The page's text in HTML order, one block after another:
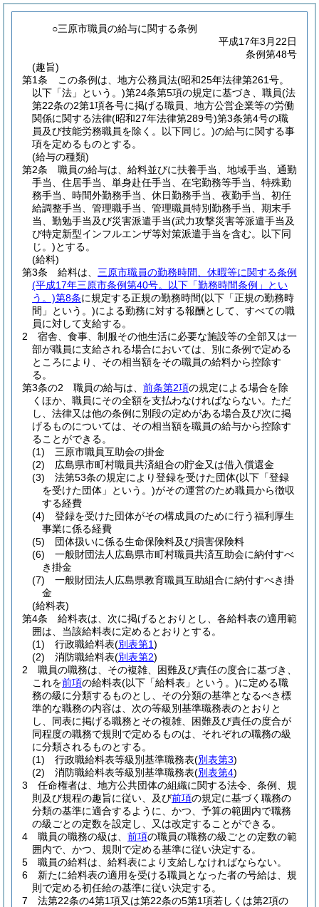
○三原市職員の給与に関する条例
平成17年3月22日
条例第48号
(趣旨)
第1条
この条例は、地方公務員法(昭和25年法律第261号。
以下「法」という。)第24条第5項の規定に基づき、職員(法
第22条の2第1項各号に掲げる職員、地方公営企業等の労働
関係に関する法律(昭和27年法律第289号)第3条第4号の職
員及び技能労務職員を除く。以下同じ。)の給与に関する事
項を定めるものとする。
(給与の種類)
第2条
職員の給与は、給料並びに扶養手当、地域手当、通勤
手当、住居手当、単身赴任手当、在宅勤務等手当、特殊勤
務手当、時間外勤務手当、休日勤務手当、夜勤手当、初任
給調整手当、管理職手当、管理職員特別勤務手当、期末手
当、勤勉手当及び災害派遣手当(武力攻撃災害等派遣手当及
び特定新型インフルエンザ等対策派遣手当を含む。以下同
じ。)とする。
(給料)
第3条
給料は、 三原市職員の勤務時間、休暇等に関する条例
(平成17年三原市条例第40号。以下「勤務時間条例」とい
う。)第8条に規定する正規の勤務時間(以下「正規の勤務時
間」という。)による勤務に対する報酬として、すべての職
員に対して支給する。
2
宿舎、食事、制服その他生活に必要な施設等の全部又は一
部が職員に支給される場合においては、別に条例で定める
ところにより、その相当額をその職員の給料から控除す
る。
第3条の2
職員の給与は、 前条第2項の規定による場合を除
くほか、職員にその全額を支払わなければならない。 ただ
し、法律又は他の条例に別段の定めがある場合及び次に掲
げるものについては、その相当額を職員の給与から控除す
ることができる。
(1)
三原市職員互助会の掛金
(2)
広島県市町村職員共済組合の貯金又は借入償還金
(3)
法第53条の規定により登録を受けた団体(以下「登録
を受けた団体」という。)がその運営のため職員から徴収
する経費
(4)
登録を受けた団体がその構成員のために行う福利厚生
事業に係る経費
(5)
団体扱いに係る生命保険料及び損害保険料
(6)
一般財団法人広島県市町村職員共済互助会に納付すべ
き掛金
(7)
一般財団法人広島県教育職員互助組合に納付すべき掛
金
(給料表)
第4条
給料表は、次に掲げるとおりとし、各給料表の適用範
囲は、当該給料表に定めるとおりとする。
(1)
行政職給料表(別表第1)
(2)
消防職給料表(別表第2)
2
職員の職務は、その複雑、困難及び責任の度合に基づき、
これを前項の給料表(以下「給料表」という。)に定める職
務の級に分類するものとし、その分類の基準となるべき標
準的な職務の内容は、次の等級別基準職務表のとおりと
し、同表に掲げる職務とその複雑、困難及び責任の度合が
同程度の職務で規則で定めるものは、それぞれの職務の級
に分類されるものとする。
(1)
行政職給料表等級別基準職務表(別表第3)
(2)
消防職給料表等級別基準職務表(別表第4)
3
任命権者は、地方公共団体の組織に関する法令、条例、規
則及び規程の趣旨に従い、及び前項の規定に基づく職務の
分類の基準に適合するように、かつ、予算の範囲内で職務
の級ごとの定数を設定し、又は改定することができる。
4
職員の職務の級は、 前項の職員の職務の級ごとの定数の範
囲内で、かつ、規則で定める基準に従い決定する。
5
職員の給料は、給料表により支給しなければならない。
6
新たに給料表の適用を受ける職員となった者の号給は、規
則で定める初任給の基準に従い決定する。
7
法第22条の4第1項又は第22条の5第1項若しくは第2項の